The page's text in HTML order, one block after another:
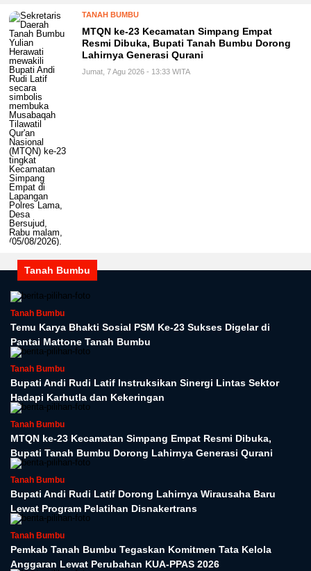
TANAH BUMBU
MTQN ke-23 Kecamatan Simpang Empat
Resmi Dibuka, Bupati Tanah Bumbu Dorong
Lahirnya Generasi Qurani
Jumat, 7 Agu 2026 - 13:33 WITA
Tanah Bumbu
Tanah Bumbu
Temu Karya Bhakti Sosial PSM Ke-23 Sukses Digelar di
Pantai Mattone Tanah Bumbu
Tanah Bumbu
Bupati Andi Rudi Latif Instruksikan Sinergi Lintas Sektor
Hadapi Karhutla dan Kekeringan
Tanah Bumbu
MTQN ke-23 Kecamatan Simpang Empat Resmi Dibuka,
Bupati Tanah Bumbu Dorong Lahirnya Generasi Qurani
Tanah Bumbu
Bupati Andi Rudi Latif Dorong Lahirnya Wirausaha Baru
Lewat Program Pelatihan Disnakertrans
Tanah Bumbu
Pemkab Tanah Bumbu Tegaskan Komitmen Tata Kelola
Anggaran Lewat Perubahan KUA-PPAS 2026